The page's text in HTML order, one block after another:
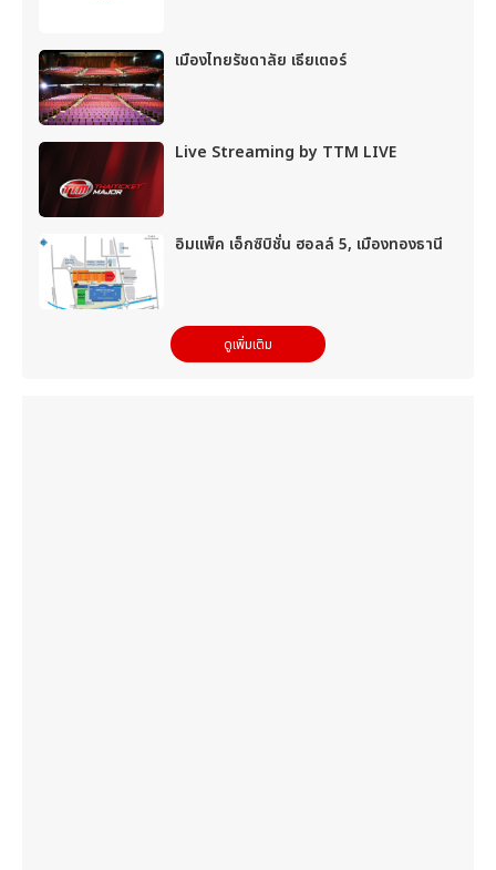
เมืองไทยรัชดาลัย เธียเตอร์
Live Streaming by TTM LIVE
อิมแพ็ค เอ็กซิบิชั่น ฮอลล์ 5, เมืองทองธานี
ดูเพิ่มเติม